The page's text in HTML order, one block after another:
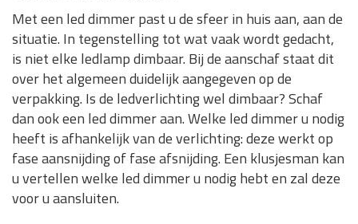
Met een led dimmer past u de sfeer in huis aan, aan de
situatie. In tegenstelling tot wat vaak wordt gedacht,
is niet elke ledlamp dimbaar. Bij de aanschaf staat dit
over het algemeen duidelijk aangegeven op de
verpakking. Is de ledverlichting wel dimbaar? Schaf
dan ook een led dimmer aan. Welke led dimmer u nodig
heeft is afhankelijk van de verlichting: deze werkt op
fase aansnijding of fase afsnijding. Een klusjesman kan
u vertellen welke led dimmer u nodig hebt en zal deze
voor u aansluiten.